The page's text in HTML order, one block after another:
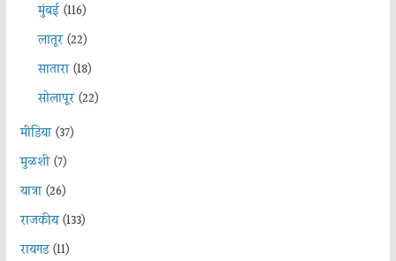
मुंबई(116)
लातूर(22)
सातारा(18)
सोलापूर(22)
मीडिया(37)
मुळशी(7)
यात्रा(26)
राजकीय(133)
रायगड(11)